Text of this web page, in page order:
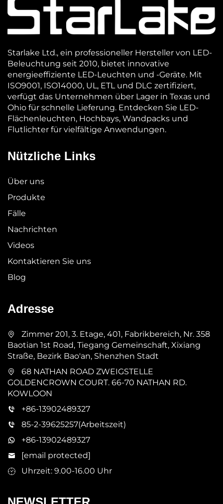
Starlake Ltd., ein professioneller Hersteller von LED-
Beleuchtung seit 2010, bietet innovative
energieeffiziente LED-Leuchten und -Geräte. Mit
ISO9001, ISO14000, UL, ETL und DLC zertifiziert,
verfügt das Unternehmen über Lager in Texas und
Ohio für schnelle Lieferung. Entdecken Sie LED-
Flächenleuchten, Hochbays, Wandpacks und
Flutlichter für vielfältige Anwendungen.
Nützliche Links
Über uns
Produkte
Fälle
Nachrichten
Videos
Kontaktieren Sie uns
Blog
Adresse
Zimmer 201, 3. Etage, 401, Fabrikbereich, Nr. 358
Baotian 1st Road, Tiegang Gemeinschaft, Xixiang
Straße, Bezirk Bao'an, Shenzhen Stadt
68 NATHAN ROAD ZWEIGSTELLE
GOLDENCROWN COURT. 66-70 NATHAN RD.
KOWLOON
+86-13902489327
85-2-39625257(Arbeitszeit)
+86-13902489327
[email protected]
Uhrzeit: 9.00-16.00 Uhr